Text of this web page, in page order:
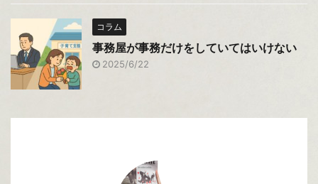
コラム
事務屋が事務だけをしていてはいけない
2025/6/22